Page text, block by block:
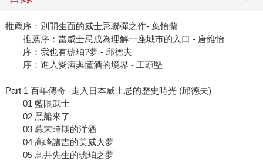
推薦序：別開生面的威士忌聯彈之作- 葉怡蘭
推薦序：當威士忌成為理解一座城市的入口 - 唐維怡
序：我也有琥珀?夢 - 邱德夫
序：進入愛酒與懂酒的境界 - 工頭堅
Part 1 百年傳奇 -走入日本威士忌的歷史時光 (邱德夫)
01 藍眼武士
02 黑船來了
03 幕末時期的洋酒
04 高峰讓吉的美威大夢
05 鳥井先生的琥珀之夢